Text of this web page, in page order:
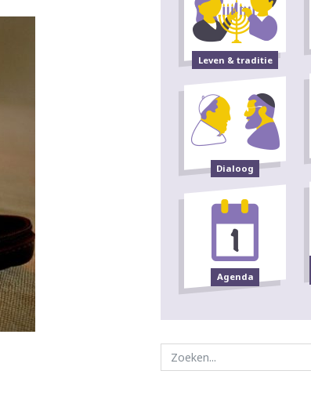
Leven & traditie
Dialoog
Agenda